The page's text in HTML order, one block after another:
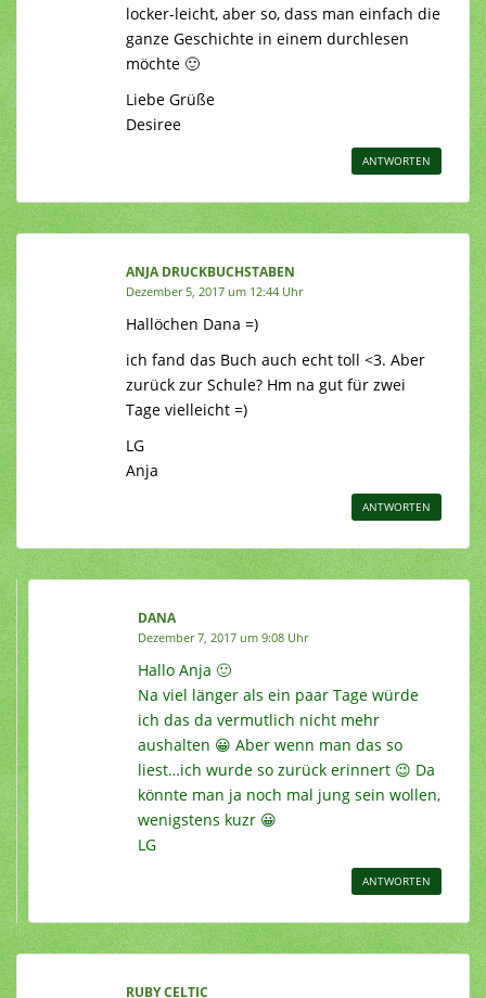
locker-leicht, aber so, dass man einfach die
ganze Geschichte in einem durchlesen
möchte 🙂
Liebe Grüße
Desiree
ANTWORTEN
ANJA DRUCKBUCHSTABEN
Dezember 5, 2017 um 12:44 Uhr
Hallöchen Dana =)
ich fand das Buch auch echt toll <3. Aber
zurück zur Schule? Hm na gut für zwei
Tage vielleicht =)
LG
Anja
ANTWORTEN
DANA
Dezember 7, 2017 um 9:08 Uhr
Hallo Anja 🙂
Na viel länger als ein paar Tage würde
ich das da vermutlich nicht mehr
aushalten 😀 Aber wenn man das so
liest…ich wurde so zurück erinnert 😉 Da
könnte man ja noch mal jung sein wollen,
wenigstens kuzr 😀
LG
ANTWORTEN
RUBY CELTIC